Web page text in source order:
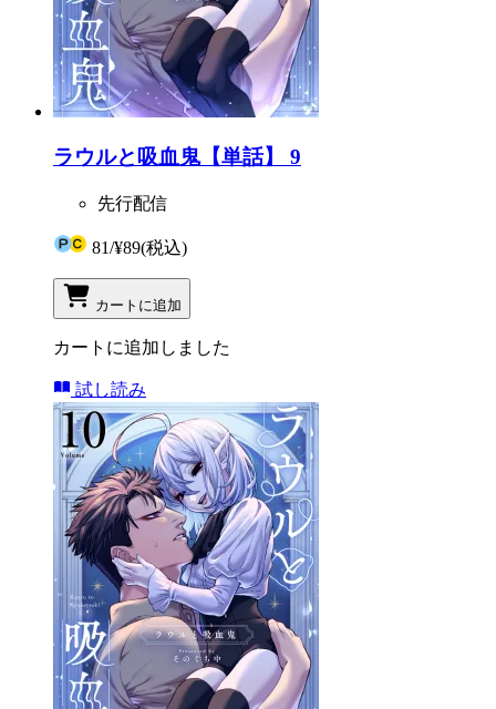
ラウルと吸血鬼【単話】 9
先行配信
81/¥89(税込)
カートに追加
カートに追加しました
試し読み